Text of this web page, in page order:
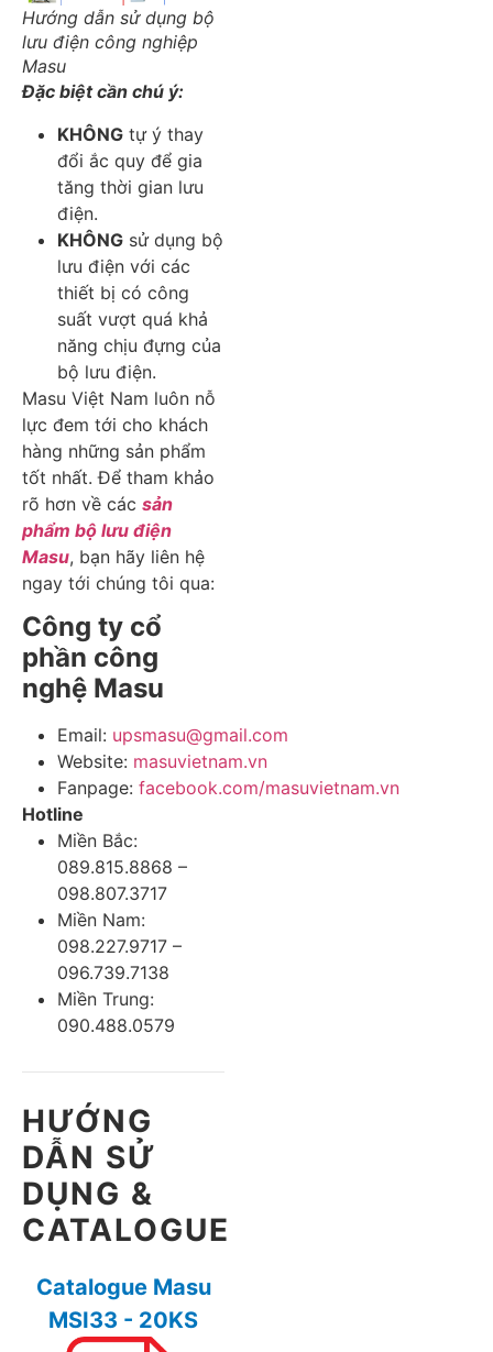
Hướng dẫn sử dụng bộ
lưu điện công nghiệp
Masu
Đặc biệt cần chú ý:
KHÔNG tự ý thay
đổi ắc quy để gia
tăng thời gian lưu
điện.
KHÔNG sử dụng bộ
lưu điện với các
thiết bị có công
suất vượt quá khả
năng chịu đựng của
bộ lưu điện.
Masu Việt Nam luôn nỗ
lực đem tới cho khách
hàng những sản phẩm
tốt nhất. Để tham khảo
rõ hơn về các sản
phẩm bộ lưu điện
Masu, bạn hãy liên hệ
ngay tới chúng tôi qua:
Công ty cổ
phần công
nghệ Masu
Email: upsmasu@gmail.com
Website: masuvietnam.vn
Fanpage: facebook.com/masuvietnam.vn
Hotline
Miền Bắc:
089.815.8868 –
098.807.3717
Miền Nam:
098.227.9717 –
096.739.7138
Miền Trung:
090.488.0579
HƯỚNG
DẪN SỬ
DỤNG &
CATALOGUE
Catalogue Masu
MSI33 - 20KS